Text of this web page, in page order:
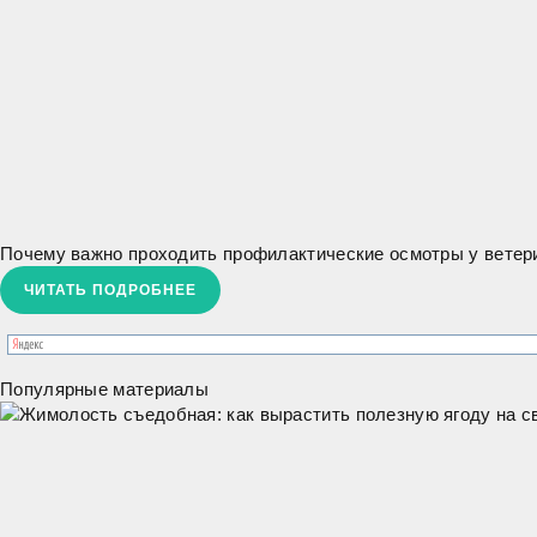
Почему важно проходить профилактические осмотры у
ЧИТАТЬ ПОДРОБНЕЕ
Популярные материалы